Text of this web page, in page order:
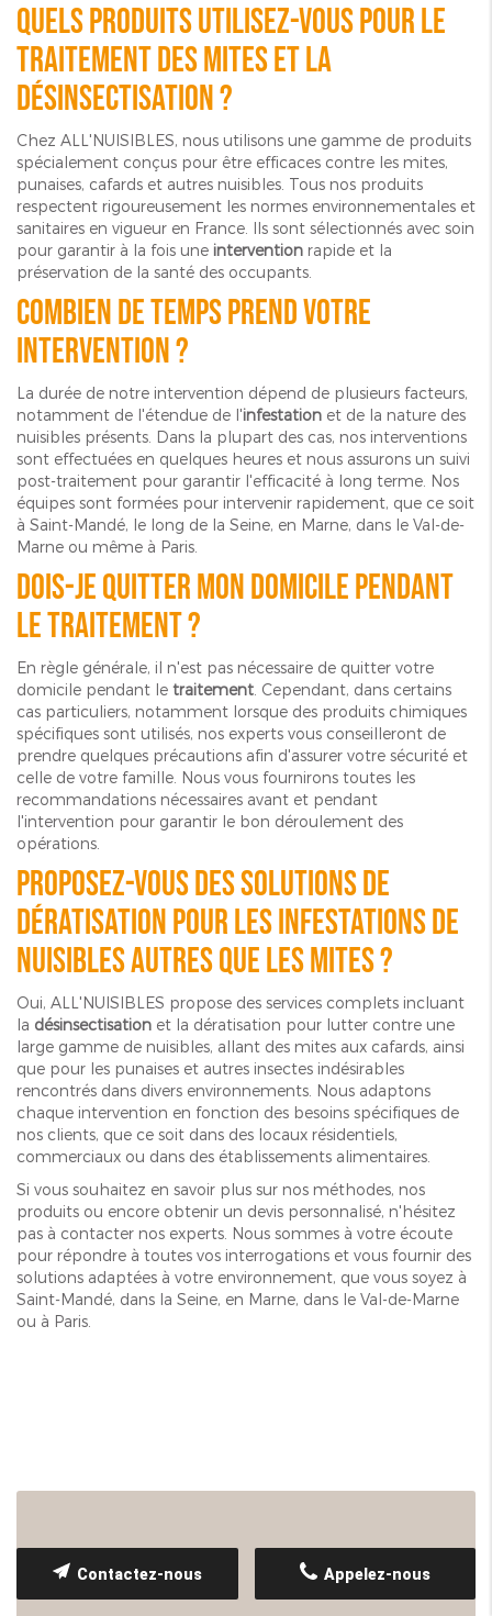
Quels produits utilisez-vous pour le
traitement des mites et la
désinsectisation ?
Chez ALL'NUISIBLES, nous utilisons une gamme de produits
spécialement conçus pour être efficaces contre les mites,
punaises, cafards et autres nuisibles. Tous nos produits
respectent rigoureusement les normes environnementales et
sanitaires en vigueur en France. Ils sont sélectionnés avec soin
pour garantir à la fois une intervention rapide et la
préservation de la santé des occupants.
Combien de temps prend votre
intervention ?
La durée de notre intervention dépend de plusieurs facteurs,
notamment de l'étendue de l'infestation et de la nature des
nuisibles présents. Dans la plupart des cas, nos interventions
sont effectuées en quelques heures et nous assurons un suivi
post-traitement pour garantir l'efficacité à long terme. Nos
équipes sont formées pour intervenir rapidement, que ce soit
à Saint-Mandé, le long de la Seine, en Marne, dans le Val-de-
Marne ou même à Paris.
Dois-je quitter mon domicile pendant
le traitement ?
En règle générale, il n'est pas nécessaire de quitter votre
domicile pendant le traitement . Cependant, dans certains
cas particuliers, notamment lorsque des produits chimiques
spécifiques sont utilisés, nos experts vous conseilleront de
prendre quelques précautions afin d'assurer votre sécurité et
celle de votre famille. Nous vous fournirons toutes les
recommandations nécessaires avant et pendant
l'intervention pour garantir le bon déroulement des
opérations.
Proposez-vous des solutions de
dératisation pour les infestations de
nuisibles autres que les mites ?
Oui, ALL'NUISIBLES propose des services complets incluant
la désinsectisation et la dératisation pour lutter contre une
large gamme de nuisibles, allant des mites aux cafards, ainsi
que pour les punaises et autres insectes indésirables
rencontrés dans divers environnements. Nous adaptons
chaque intervention en fonction des besoins spécifiques de
nos clients, que ce soit dans des locaux résidentiels,
commerciaux ou dans des établissements alimentaires.
Si vous souhaitez en savoir plus sur nos méthodes, nos
produits ou encore obtenir un devis personnalisé, n'hésitez
pas à contacter nos experts. Nous sommes à votre écoute
pour répondre à toutes vos interrogations et vous fournir des
solutions adaptées à votre environnement, que vous soyez à
Saint-Mandé, dans la Seine, en Marne, dans le Val-de-Marne
ou à Paris.
Appelez-nous
Contactez-nous